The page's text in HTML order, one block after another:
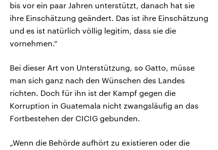
bis vor ein paar Jahren unterstützt, danach hat sie
ihre Einschätzung geändert. Das ist ihre Einschätzung
und es ist natürlich völlig legitim, dass sie die
vornehmen.“
Bei dieser Art von Unterstützung, so Gatto, müsse
man sich ganz nach den Wünschen des Landes
richten. Doch für ihn ist der Kampf gegen die
Korruption in Guatemala nicht zwangsläufig an das
Fortbestehen der CICIG gebunden.
„Wenn die Behörde aufhört zu existieren oder die